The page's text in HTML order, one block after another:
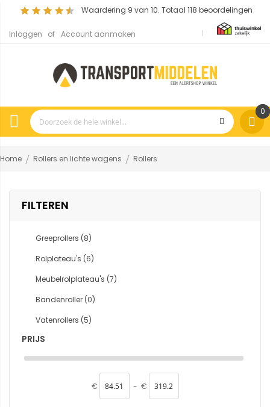
Waardering 9 van 10. Totaal 118 beoordelingen
Inloggen Account aanmaken
0
Home Rollers en lichte wagens Rollers
FILTEREN
Greeprollers (8)
Rolplateau's (6)
Meubelrolplateau's (7)
Bandenroller (0)
Vatenrollers (5)
PRIJS
€ - €